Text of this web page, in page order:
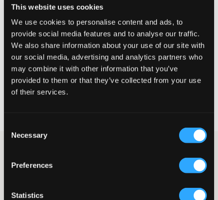
This website uses cookies
We use cookies to personalise content and ads, to
provide social media features and to analyse our traffic.
We also share information about your use of our site with
our social media, advertising and analytics partners who
may combine it with other information that you’ve
provided to them or that they’ve collected from your use
of their services.
Selection
Necessary
Preferences
Statistics
De maat lijkt
Te klein Perfect
MAATTABEL
KIES EEN MAAT
pijpen hebben een rechte pasvorm. De gulp bestaat uit een
knoop en een rits. De taille is aan de binnenkant verstelbaar.
feestelijke gelegenheden. Chino's zijn een stijlvolle en veelzijdige
kledingstuk, perfect voor jongeren die zowel comfort als een